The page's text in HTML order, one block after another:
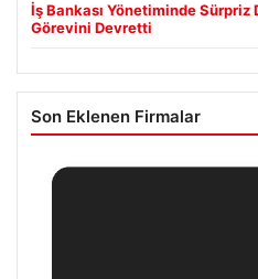
İş Bankası Yönetiminde
Görevini Devretti
Son Eklenen Firmalar